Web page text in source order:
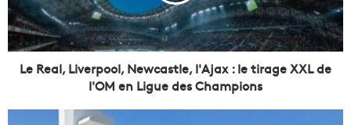
,
L
i
p
Le Real, Liverpool, Newcastle, l'Ajax : le tirage XXL de
l'OM en Ligue des Champions